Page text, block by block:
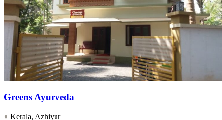
Greens Ayurveda
Kerala, Azhiyur